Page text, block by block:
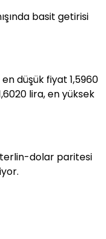
basit getirisi
düşük fiyat 1,5960
lira, en yüksek
dolar paritesi